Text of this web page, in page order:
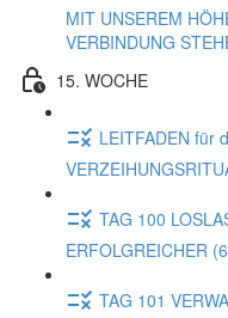
MIT UNSEREM
VERBINDUNG
15. WOCHE
LEITFADEN für
TAG 100
ERFOLGREICHER
TAG 101